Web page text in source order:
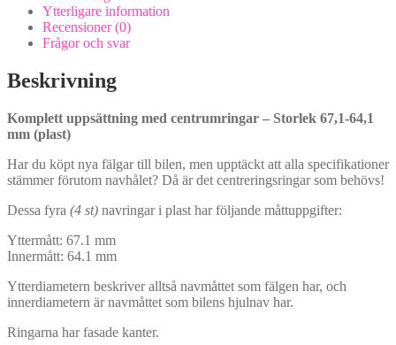
plast)
mängd
Ytterligare information
Recensioner (0)
Frågor och svar
Beskrivning
Komplett uppsättning med centrumringar – Storlek 67,1-64,1
mm (plast)
Har du köpt nya fälgar till bilen, men upptäckt att alla specifikationer
stämmer förutom navhålet? Då är det centreringsringar som behövs!
Dessa fyra (4 st) navringar i plast har följande måttuppgifter:
Yttermått: 67.1 mm
Innermått: 64.1 mm
Ytterdiametern beskriver alltså navmåttet som fälgen har, och
innerdiametern är navmåttet som bilens hjulnav har.
Ringarna har fasade kanter.